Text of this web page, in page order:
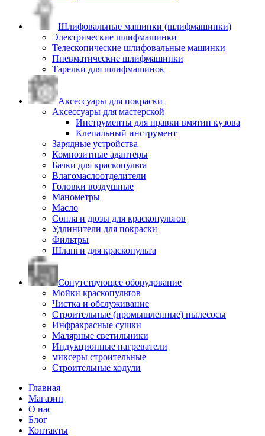
Шлифовальные машинки (шлифмашинки)
Электрические шлифмашинки
Телескопические шлифовальные машинки
Пневматические шлифмашинки
Тарелки для шлифмашинок
Аксессуары для покраски
Аксессуары для мастерской
Инструменты для правки вмятин кузова
Клепальный инструмент
Зарядные устройства
Композитные адаптеры
Бачки для краскопульта
Влагомаслоотделители
Головки воздушные
Манометры
Масло
Сопла и дюзы для краскопультов
Удлинители для покраски
Фильтры
Шланги для краскопульта
Сопутствующее оборудование
Мойки краскопультов
Чистка и обслуживание
Строительные (промышленные) пылесосы
Инфракрасные сушки
Малярные светильники
Индукционные нагреватели
миксеры строительные
Строительные ходули
Главная
Магазин
О нас
Блог
Контакты